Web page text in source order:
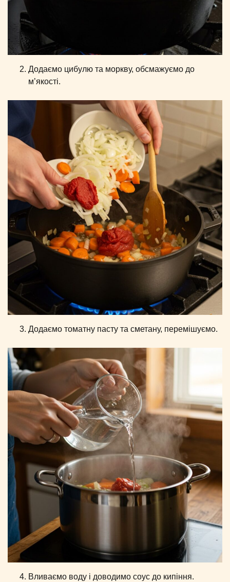
Додаємо цибулю та моркву, обсмажуємо до
м’якості.
Додаємо томатну пасту та сметану, перемішуємо.
Вливаємо воду і доводимо соус до кипіння.